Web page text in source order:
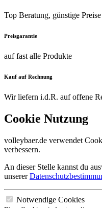
Top Beratung, günstige Preise
Preisgarantie
auf fast alle Produkte
Kauf auf Rechnung
Wir liefern i.d.R. auf offene
Cookie Nutzung
volleybaer.de verwendet
verbessern.
An dieser Stelle kannst du
unserer
Notwendige Cookies